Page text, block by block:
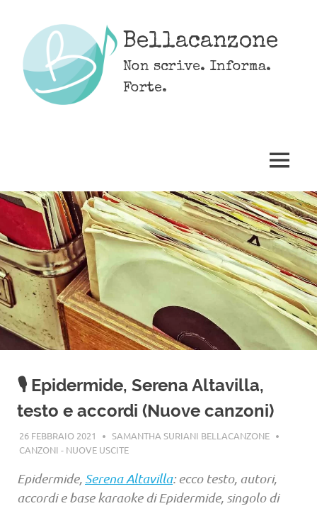
content
Bellacanzone
Non scrive. Informa.
Forte.
MENU
🎙️ Epidermide, Serena Altavilla,
testo e accordi (Nuove canzoni)
26 FEBBRAIO 2021
SAMANTHA SURIANI BELLACANZONE
CANZONI - NUOVE USCITE
Epidermide, Serena Altavilla: ecco testo, autori,
accordi e base karaoke di Epidermide, singolo di